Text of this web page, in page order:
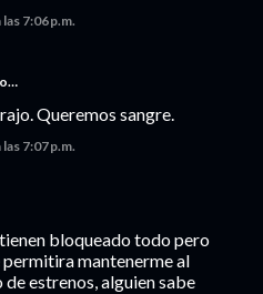
7:06 p.m.
Queremos sangre.
7:07 p.m.
bloqueado todo pero
mantenerme al
estrenos, alguien sabe